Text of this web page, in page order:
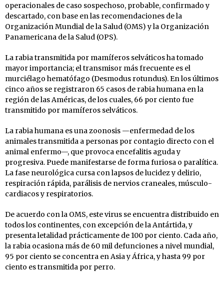
operacionales de caso sospechoso, probable, confirmado y
descartado, con base en las recomendaciones de la
Organización Mundial de la Salud (OMS) y la Organización
Panamericana de la Salud (OPS).
La rabia transmitida por mamíferos selváticos ha tomado
mayor importancia; el transmisor más frecuente es el
murciélago hematófago (Desmodus rotundus). En los últimos
cinco años se registraron 65 casos de rabia humana en la
región de las Américas, de los cuales, 66 por ciento fue
transmitido por mamíferos selváticos.
La rabia humana es una zoonosis —enfermedad de los
animales transmitida a personas por contagio directo con el
animal enfermo—, que provoca encefalitis aguda y
progresiva. Puede manifestarse de forma furiosa o paralítica.
La fase neurológica cursa con lapsos de lucidez y delirio,
respiración rápida, parálisis de nervios craneales, músculo-
cardiacos y respiratorios.
De acuerdo con la OMS, este virus se encuentra distribuido en
todos los continentes, con excepción de la Antártida, y
presenta letalidad prácticamente de 100 por ciento. Cada año,
la rabia ocasiona más de 60 mil defunciones a nivel mundial,
95 por ciento se concentra en Asia y África, y hasta 99 por
ciento es transmitida por perro.